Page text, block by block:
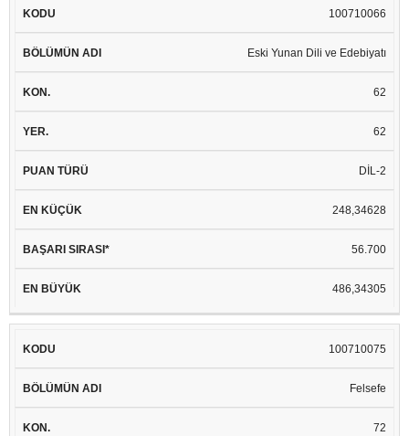
100710066
Eski Yunan Dili ve Edebiyatı
62
62
DİL-2
248,34628
56.700
486,34305
100710075
Felsefe
72